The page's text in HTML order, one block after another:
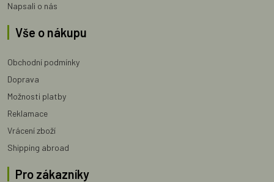
Napsali o nás
Vše o nákupu
Obchodní podmínky
Doprava
Možnosti platby
Reklamace
Vrácení zboží
Shipping abroad
Pro zákazníky